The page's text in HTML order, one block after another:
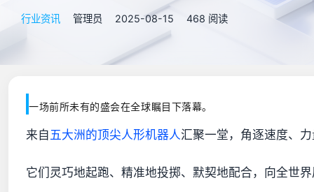
行业资讯 管理员 2025-08-15 468 阅读
一场前所未有的盛会在全球瞩目下落幕。
来自 五大洲的顶尖人形机器人汇聚一堂，角逐速度、
它们灵巧地起跑、精准地投掷、默契地配合，向全世